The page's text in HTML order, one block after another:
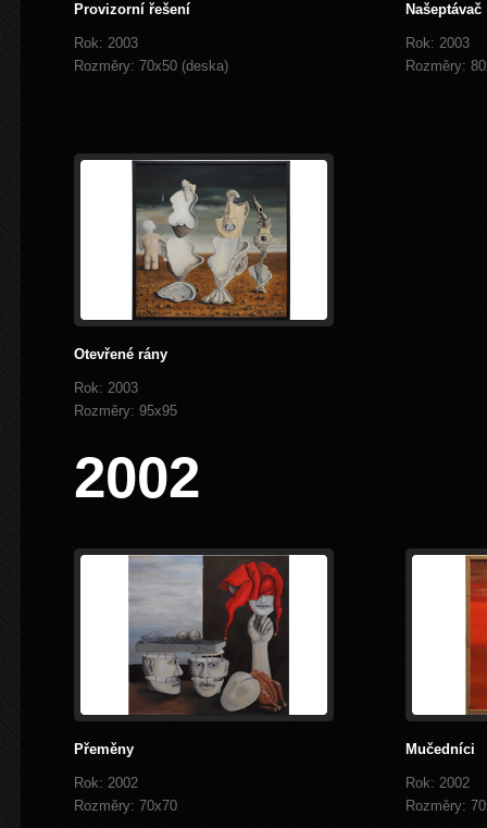
Provizorní řešení
Rok: 2003
Rozměry: 70x50 (deska)
Našeptávač
Rok: 2003
Rozměry:
Otevřené rány
Rok: 2003
Rozměry: 95x95
2002
Přeměny
Rok: 2002
Rozměry: 70x70
Mučedníci
Rok: 2002
Rozměry: